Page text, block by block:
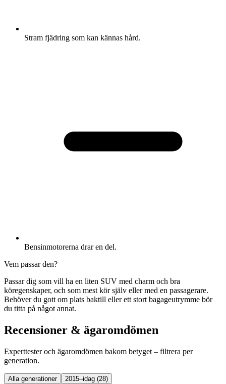
Stram fjädring som kan kännas hård.
Bensinmotorerna drar en del.
Vem passar den?
Passar dig som vill ha en liten SUV med charm och bra
köregenskaper, och som mest kör själv eller med en passagerare.
Behöver du gott om plats baktill eller ett stort bagageutrymme bör
du titta på något annat.
Recensioner & ägaromdömen
Experttester och ägaromdömen bakom betyget – filtrera per
generation.
Alla generationer 2015–idag (28)